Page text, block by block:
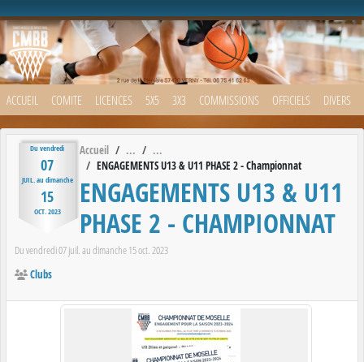
ACCUEIL COMITE LICENCES 5X5 3X3 COMMISSIONS OFFICIELS DIVERS
Du vendredi
07
JUIL.au dimanche
15
OCT. 2023
Accueil
ENGAGEMENTS U13 & U11 PHASE 2 - Championnat
ENGAGEMENTS U13 & U11
PHASE 2 - CHAMPIONNAT
Duvendredi07juil. audimanche15oct. 2023
Clubs